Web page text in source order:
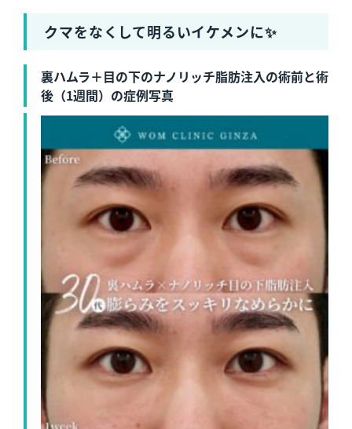
クマをなくして明るいイケメンに✨
裏ハムラ＋目の下のナノリッチ脂肪注入の術前と術
後（1週間）の症例写真